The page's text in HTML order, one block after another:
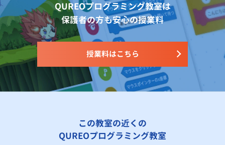
QUREOプログラミング教室は
保護者の方も安心の授業料
授業料はこちら
この教室の近くの
QUREOプログラミング教室